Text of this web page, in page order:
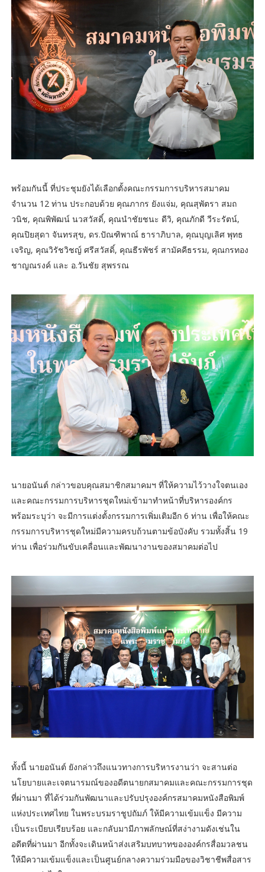
พร้อมกันนี้ ที่ประชุมยังได้เลือกตั้งคณะกรรมการบริหารสมาคม
จำนวน 12 ท่าน ประกอบด้วย คุณภากร ยังแจ่ม, คุณสุพัตรา สมถ
วนิช, คุณพิพัฒน์ นวสวัสดิ์, คุณนำชัยชนะ ดีวิ, คุณภักดี วีระรัตน์,
คุณปิยสุดา จันทรสุข, ดร.ปัณฑิพาณ์ ธาราภิบาล, คุณบุญเลิศ พุทธ
เจริญ, คุณวิรัชวิชญ์ ศรีสวัสดิ์, คุณธีรพัชร์ สามัคคีธรรม, คุณกรทอง
ชาญณรงค์ และ อ.วันชัย สุพรรณ
นายอนันต์ กล่าวขอบคุณสมาชิกสมาคมฯ ที่ให้ความไว้วางใจตนเอง
และคณะกรรมการบริหารชุดใหม่เข้ามาทำหน้าที่บริหารองค์กร
พร้อมระบุว่า จะมีการแต่งตั้งกรรมการเพิ่มเติมอีก 6 ท่าน เพื่อให้คณะ
กรรมการบริหารชุดใหม่มีความครบถ้วนตามข้อบังคับ รวมทั้งสิ้น 19
ท่าน เพื่อร่วมกันขับเคลื่อนและพัฒนางานของสมาคมต่อไป
ทั้งนี้ นายอนันต์ ยังกล่าวถึงแนวทางการบริหารงานว่า จะสานต่อ
นโยบายและเจตนารมณ์ของอดีตนายกสมาคมและคณะกรรมการชุด
ที่ผ่านมา ที่ได้ร่วมกันพัฒนาและปรับปรุงองค์กรสมาคมหนังสือพิมพ์
แห่งประเทศไทย ในพระบรมราชูปถัมภ์ ให้มีความเข้มแข็ง มีความ
เป็นระเบียบเรียบร้อย และกลับมามีภาพลักษณ์ที่สง่างามดังเช่นใน
อดีตที่ผ่านมา อีกทั้งจะเดินหน้าส่งเสริมบทบาทขององค์กรสื่อมวลชน
ให้มีความเข้มแข็งและเป็นศูนย์กลางความร่วมมือของวิชาชีพสื่อสาร